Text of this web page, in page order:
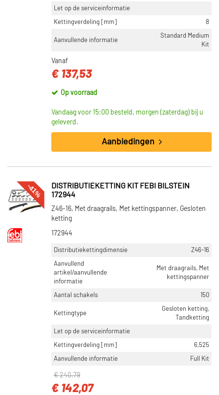
Let op de serviceinformatie
Kettingverdeling [mm]
8
Aanvullende informatie
Standard Medium
Kit
Vanaf
€ 137,53
Op voorraad
Vandaag voor 15:00 besteld, morgen (zaterdag) bij u
geleverd.
Aanbiedingen
-41%
DISTRIBUTIEKETTING KIT FEBI BILSTEIN
172944
Z46-16, Met draagrails, Met kettingspanner, Gesloten
ketting
172944
Distributiekettingdimensie
Z46-16
Aanvullend
artikel/aanvullende
informatie
Met draagrails, Met
kettingspanner
Aantal schakels 150
Kettingtype
Gesloten ketting,
Tandketting
Let op de serviceinformatie
Kettingverdeling [mm]
6,525
Aanvullende informatie
Full Kit
€ 240,79
€ 142,07